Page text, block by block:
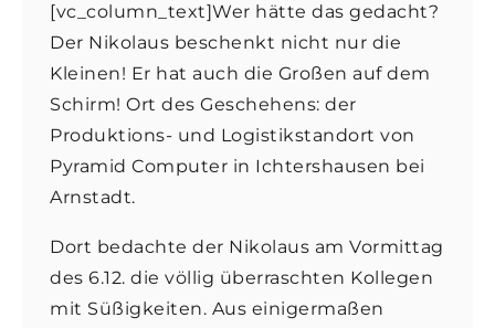
[vc_column_text]Wer hätte das gedacht?
Der Nikolaus beschenkt nicht nur die
Kleinen! Er hat auch die Großen auf dem
Schirm! Ort des Geschehens: der
Produktions- und Logistikstandort von
Pyramid Computer in Ichtershausen bei
Arnstadt.
Dort bedachte der Nikolaus am Vormittag
des 6.12. die völlig überraschten Kollegen
mit Süßigkeiten. Aus einigermaßen